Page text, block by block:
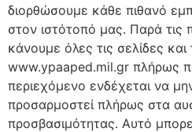
διορθώσουμε κάθε πιθανό
στον ιστότοπό μας. Παρά τις
κάνουμε όλες τις σελίδες
www.ypaaped.mil.gr πλήρως
περιεχόμενο ενδέχεται να
προσαρμοστεί πλήρως στα
προσβασιμότητας. Αυτό